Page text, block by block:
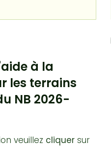
à la
les terrains
NB 2026-
veuillez cliquer sur